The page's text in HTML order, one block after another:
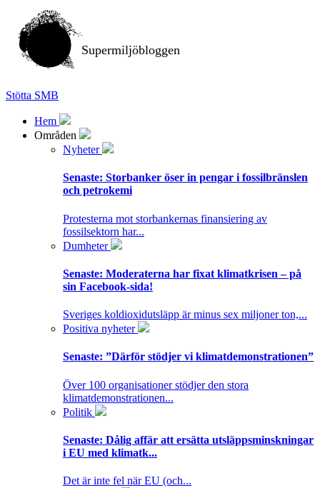
Supermiljöbloggen
Stötta SMB
Hem
Områden
Nyheter
Senaste: Storbanker öser in pengar i fossilbränslen
och petrokemi
Protesterna mot storbankernas finansiering av
fossilsektorn har...
Dumheter
Senaste: Moderaterna har fixat klimatkrisen – på
sin Facebook-sida!
Sveriges koldioxidutsläpp är minus sex miljoner ton,...
Positiva nyheter
Senaste: ”Därför stödjer vi klimatdemonstrationen”
Över 100 organisationer stödjer den stora
klimatdemonstrationen...
Politik
Senaste: Dålig affär att ersätta utsläppsminskningar
i EU med klimatk...
Det är inte fel när EU (och...